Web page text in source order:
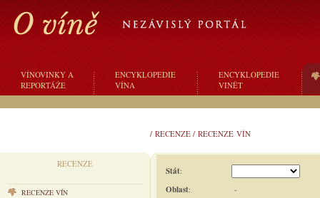
VÍNOVINKY A
REPORTÁŽE
ENCYKLOPEDIE
VÍNA
ENCYKLOPEDIE
VINĚT
/ RECENZE / RECENZE VÍN
RECENZE
RECENZE VÍN
Stát:
Oblast: -